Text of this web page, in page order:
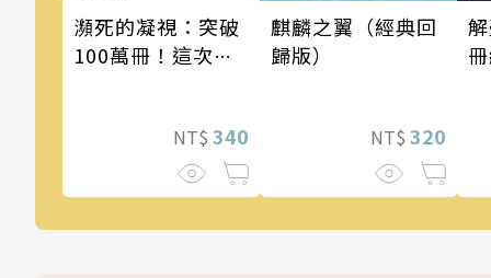
瀕死的凝視：突破
100萬冊！這次的
NT$ 340
麒麟之翼（經典回
歸版）
NT$ 320